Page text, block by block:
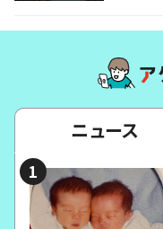
ニュース